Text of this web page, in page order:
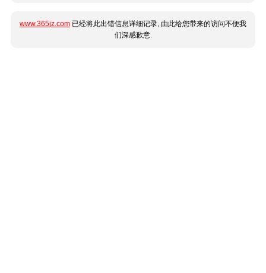
www.365jz.com 已经将此出错信息详细记录, 由此给您带来的访问不便我
们深感歉意.